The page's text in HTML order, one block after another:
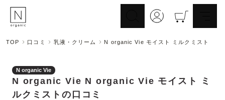
Skincare
メイクアップ
Makeup
ライフスタイル
TOP 口コミ 乳液・クリーム N organic Vie モイスト ミルクミスト
N organic Vie
N organic Vie N organic Vie モイスト ミ
ルクミスト の口コミ